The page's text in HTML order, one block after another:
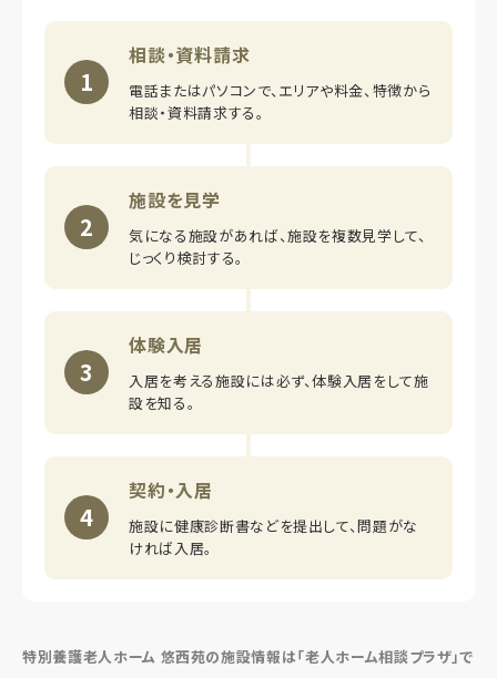
1
相談・資料請求
電話またはパソコンで、エリアや料金、特徴から
相談・資料請求する。
2
施設を見学
気になる施設があれば、施設を複数見学して、
じっくり検討する。
3
体験入居
入居を考える施設には必ず、体験入居をして施
設を知る。
4
契約・入居
施設に健康診断書などを提出して、問題がな
ければ入居。
特別養護老人ホーム 悠西苑の施設情報は「老人ホーム相談プラザ」で